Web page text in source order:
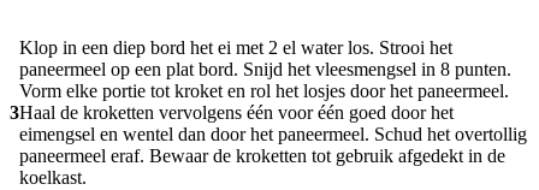
3
Klop in een diep bord het ei met 2 el water los. Strooi het
paneermeel op een plat bord. Snijd het vleesmengsel in 8 punten.
Vorm elke portie tot kroket en rol het losjes door het paneermeel.
Haal de kroketten vervolgens één voor één goed door het
eimengsel en wentel dan door het paneermeel. Schud het overtollig
paneermeel eraf. Bewaar de kroketten tot gebruik afgedekt in de
koelkast.